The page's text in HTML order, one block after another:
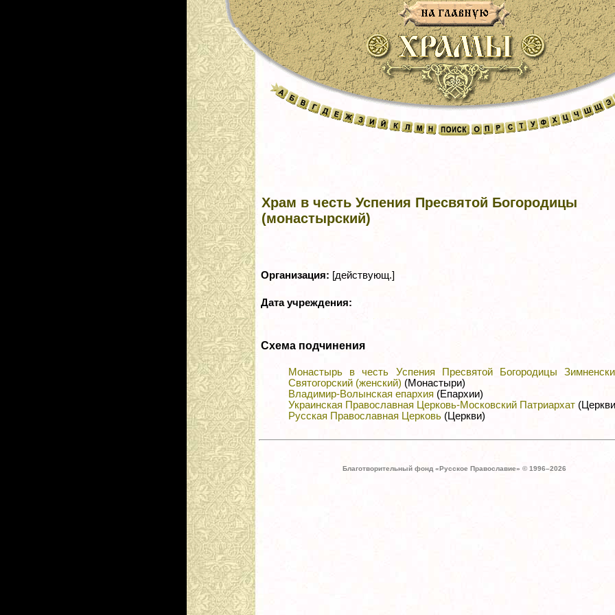
Храм в честь Успения Пресвятой Богородицы
(монастырский)
Организация: [действующ.]
Дата учреждения:
Схема подчинения
Монастырь в честь Успения Пресвятой Богородицы
Святогорский (женский) (Монастыри)
Владимир-Волынская епархия (Епархии)
Украинская Православная Церковь-Московский Патриархат
Русская Православная Церковь (Церкви)
Благотворительный фонд «Русское Православие» © 1996–2026